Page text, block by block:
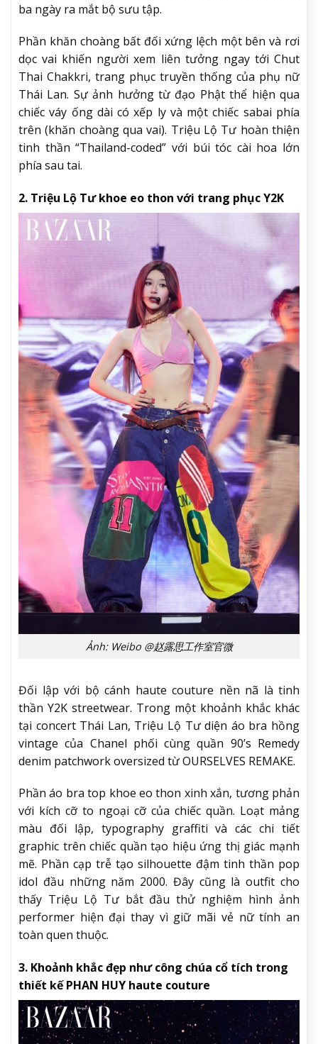
ba ngày ra mắt bộ sưu tập.
Phần khăn choàng bất đối xứng lệch một bên và rơi
dọc vai khiến người xem liên tưởng ngay tới Chut
Thai Chakkri, trang phục truyền thống của phụ nữ
Thái Lan. Sự ảnh hưởng từ đạo Phật thể hiện qua
chiếc váy ống dài có xếp ly và một chiếc sabai phía
trên (khăn choàng qua vai). Triệu Lộ Tư hoàn thiện
tinh thần “Thailand-coded” với búi tóc cài hoa lớn
phía sau tai.
2. Triệu Lộ Tư khoe eo thon với trang phục Y2K
Ảnh: Weibo @赵露思工作室官微
Đối lập với bộ cánh haute couture nền nã là tinh
thần Y2K streetwear. Trong một khoảnh khắc khác
tại concert Thái Lan, Triệu Lộ Tư diện áo bra hồng
vintage của Chanel phối cùng quần 90’s Remedy
denim patchwork oversized từ OURSELVES REMAKE.
Phần áo bra top khoe eo thon xinh xắn, tương phản
với kích cỡ to ngoại cỡ của chiếc quần. Loạt mảng
màu đối lập, typography graffiti và các chi tiết
graphic trên chiếc quần tạo hiệu ứng thị giác mạnh
mẽ. Phần cạp trễ tạo silhouette đậm tinh thần pop
idol đầu những năm 2000. Đây cũng là outfit cho
thấy Triệu Lộ Tư bắt đầu thử nghiệm hình ảnh
performer hiện đại thay vì giữ mãi vẻ nữ tính an
toàn quen thuộc.
3. Khoảnh khắc đẹp như công chúa cổ tích trong
thiết kế PHAN HUY haute couture